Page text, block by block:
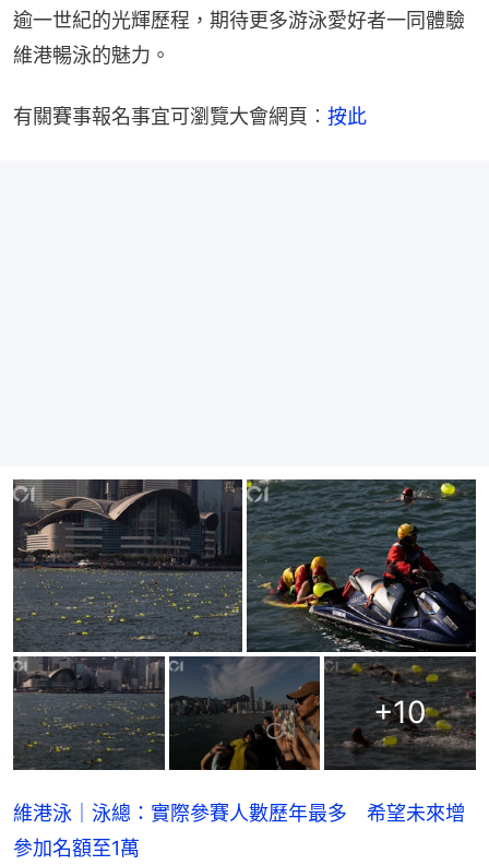
逾一世紀的光輝歷程，期待更多游泳愛好者一同體驗
維港暢泳的魅力。
有關賽事報名事宜可瀏覽大會網頁︰ 按此
+10
維港泳｜泳總：實際參賽人數歷年最多 希望未來增
參加名額至1萬